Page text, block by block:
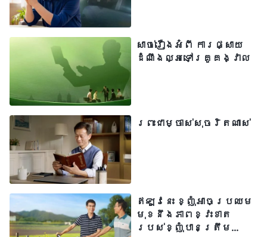
នៅពេលអ្នកចង់ស្វែងយល់ពីសេចក្ដីពិតអំពី
ភូតភរ ដោយរង់ចាំឱ្យអ្នកធ្វើការសម្រេច
ចិត្ត ចាំស្ដាប់អត្ថន័យក្នុងពាក្យសម្ដី
របស់អ្នក ដូច្នេះ ពួកគេអាចប្រាប់អ្នកអំពី
អ្វីដែលអ្នកចង់ឮ។ គ្រប់យ៉ាងដែលពួកគេ
និយាយ គឺជាការបញ្ជោរ ការផ្គាប់ផ្គុន និង
ការលូនក្រាប។ អ្វីដែលចេញពីមាត់ពួកគេ
មិនមែនជាសេចក្ដីពិតទេ។ នេះជារបៀបដែល
ពួកគេមានទំនាក់ទំនងជាមួយមនុស្ស និង
របៀបដែលពួកគេប្រព្រឹត្តចំពោះព្រះជាម្ចាស់
ពោលគឺ ពួកគេជាមនុស្សបោកបញ្ឆោតតែម្ដង។
សាច់រឿងអំពី ការផ្សាយ
ដំណឹងល្អទៅគ្រូគង្វាល
ព្រះជាម្ចាស់សុចរិតណាស់
ឥឡូវនេះ ខ្ញុំអាចប្រឈម
មុខនឹងភាពខ្វះខាត
របស់ខ្ញុំបានត្រឹម